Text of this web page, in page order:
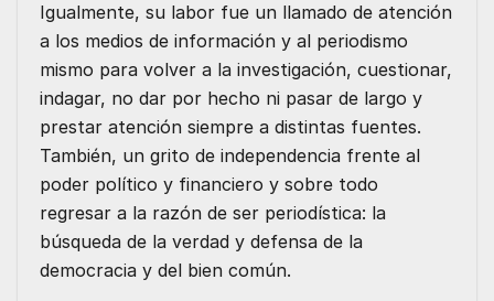
Igualmente, su labor fue un llamado de atención
a los medios de información y al periodismo
mismo para volver a la investigación, cuestionar,
indagar, no dar por hecho ni pasar de largo y
prestar atención siempre a distintas fuentes.
También, un grito de independencia frente al
poder político y financiero y sobre todo
regresar a la razón de ser periodística: la
búsqueda de la verdad y defensa de la
democracia y del bien común.